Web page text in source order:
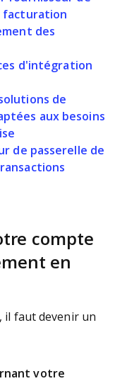
facturation
des
d'intégration
de
aux besoins
de passerelle de
compte
en
il faut devenir un
votre